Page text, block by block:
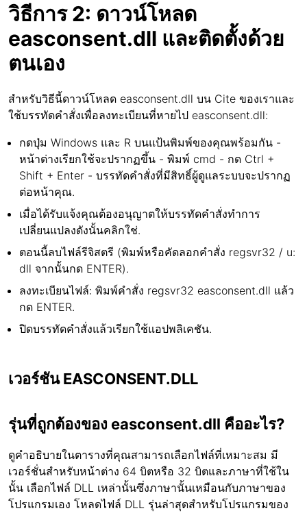
วิธีการ 2: ดาวน์โหลด
easconsent.dll และติดตั้งด้วย
ตนเอง
สำหรับวิธีนี้ดาวน์โหลด easconsent.dll บน Cite ของเราและ
ใช้บรรทัดคำสั่งเพื่อลงทะเบียนที่หายไป easconsent.dll:
กดปุ่ม Windows และ R บนแป้นพิมพ์ของคุณพร้อมกัน -
หน้าต่างเรียกใช้จะปรากฏขึ้น - พิมพ์ cmd - กด Ctrl +
Shift + Enter - บรรทัดคำสั่งที่มีสิทธิ์ผู้ดูแลระบบจะปรากฏ
ต่อหน้าคุณ.
เมื่อได้รับแจ้งคุณต้องอนุญาตให้บรรทัดคำสั่งทำการ
เปลี่ยนแปลงดังนั้นคลิกใช่.
ตอนนี้ลบไฟล์รีจิสตรี (พิมพ์หรือคัดลอกคำสั่ง regsvr32 / u:
dll จากนั้นกด ENTER).
ลงทะเบียนไฟล์: พิมพ์คำสั่ง regsvr32 easconsent.dll แล้ว
กด ENTER.
ปิดบรรทัดคำสั่งแล้วเรียกใช้แอปพลิเคชัน.
เวอร์ชัน EASCONSENT.DLL
รุ่นที่ถูกต้องของ easconsent.dll คืออะไร?
ดูคำอธิบายในตารางที่คุณสามารถเลือกไฟล์ที่เหมาะสม มี
เวอร์ชั่นสำหรับหน้าต่าง 64 บิตหรือ 32 บิตและภาษาที่ใช้ใน
นั้น เลือกไฟล์ DLL เหล่านั้นซึ่งภาษานั้นเหมือนกับภาษาของ
โปรแกรมเอง โหลดไฟล์ DLL รุ่นล่าสุดสำหรับโปรแกรมของ